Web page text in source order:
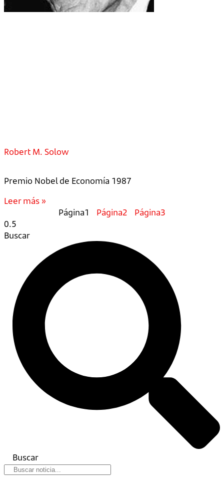
Robert M. Solow
Premio Nobel de Economía 1987
Leer más »
Página1 Página2 Página3
Buscar
Buscar